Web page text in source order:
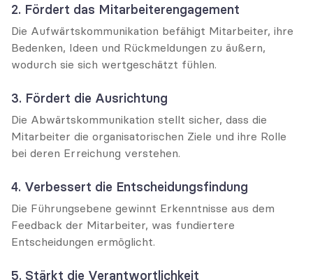
2. Fördert das Mitarbeiterengagement
Die Aufwärtskommunikation befähigt Mitarbeiter, ihre
Bedenken, Ideen und Rückmeldungen zu äußern,
wodurch sie sich wertgeschätzt fühlen.
3. Fördert die Ausrichtung
Die Abwärtskommunikation stellt sicher, dass die
Mitarbeiter die organisatorischen Ziele und ihre Rolle
bei deren Erreichung verstehen.
4. Verbessert die Entscheidungsfindung
Die Führungsebene gewinnt Erkenntnisse aus dem
Feedback der Mitarbeiter, was fundiertere
Entscheidungen ermöglicht.
5. Stärkt die Verantwortlichkeit